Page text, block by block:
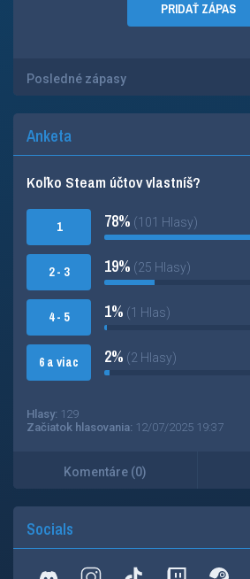
PRIDAŤ ZÁPAS
Posledné zápasy
Anketa
Koľko Steam účtov vlastníš?
1
2 - 3
4 - 5
6 a viac
78% (101 Hlasy)
19% (25 Hlasy)
1% (1 Hlas)
2% (2 Hlasy)
Hlasy: 129
Začiatok hlasovania: 12/07/2025 19:37
Komentáre (0)
Socials